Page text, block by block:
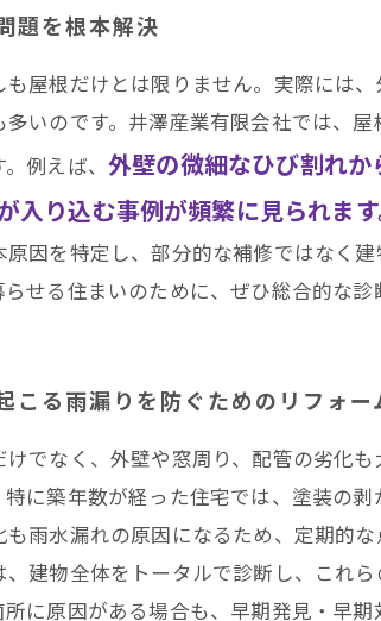
題を根本解決
屋根だけとは限りません。実際には
多いのです。井澤産業有限会社では、
例えば、 外壁の微細なひび割れ
入り込む事例が頻繁に見られます
因を特定し、部分的な補修ではなく
せる住まいのために、ぜひ総合的な診
こる雨漏りを防ぐためのリフォー
でなく、外壁や窓周り、配管の劣化
に築年数が経った住宅では、塗装の
雨水漏れの原因になるため、定期的
建物全体をトータルで診断し、これ
に原因がある場合も、早期発見・早